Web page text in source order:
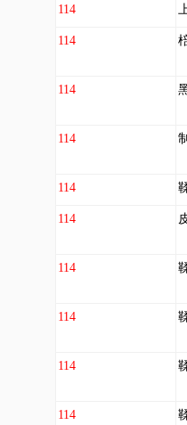
114
114
114
114
114
114
114
114
114
114